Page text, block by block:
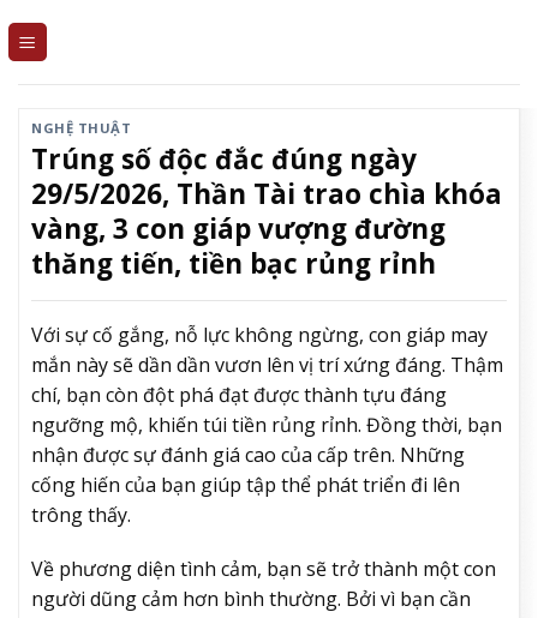
NGHỆ THUẬT
Trúng số độc đắc đúng ngày
29/5/2026, Thần Tài trao chìa khóa
vàng, 3 con giáp vượng đường
thăng tiến, tiền bạc rủng rỉnh
Với sự cố gắng, nỗ lực không ngừng, con giáp may
mắn này sẽ dần dần vươn lên vị trí xứng đáng. Thậm
chí, bạn còn đột phá đạt được thành tựu đáng
ngưỡng mộ, khiến túi tiền rủng rỉnh. Đồng thời, bạn
nhận được sự đánh giá cao của cấp trên. Những
cống hiến của bạn giúp tập thể phát triển đi lên
trông thấy.
Về phương diện tình cảm, bạn sẽ trở thành một con
người dũng cảm hơn bình thường. Bởi vì bạn cần